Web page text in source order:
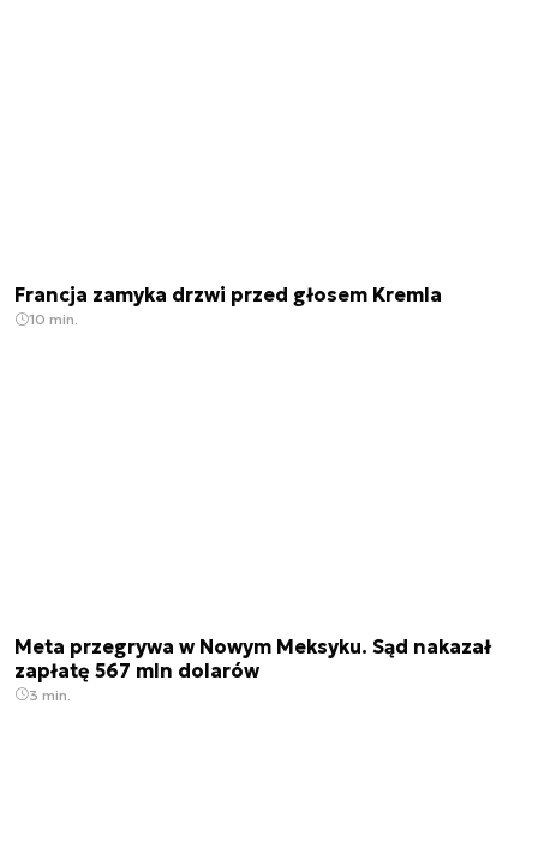
Francja zamyka drzwi przed głosem Kremla
10 min.
Meta przegrywa w Nowym Meksyku. Sąd nakazał
zapłatę 567 mln dolarów
3 min.